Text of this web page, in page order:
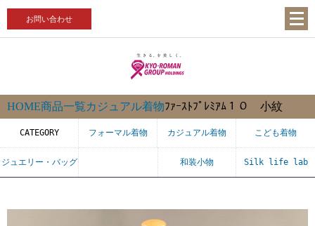
お問い合わせ
HOME商品一覧カジュアル着物ﾌｧｰｽﾄﾌﾟﾚﾐｱﾑ１０ 小紋
CATEGORY フォーマル着物 カジュアル着物 こども着物
ジュエリー・バッグ 和装小物 Silk life lab